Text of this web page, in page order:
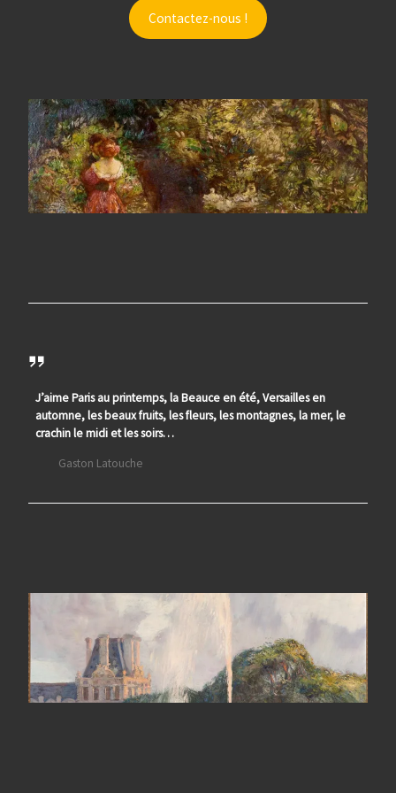
Contactez-nous !
J’aime Paris au printemps, la Beauce en été, Versailles en
automne, les beaux fruits, les fleurs, les montagnes, la mer, le
crachin le midi et les soirs…
Gaston Latouche